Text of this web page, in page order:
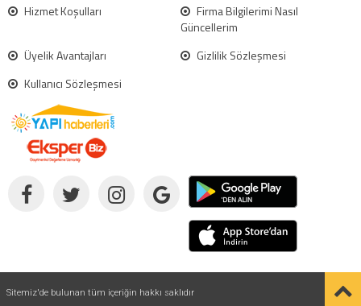
Hizmet Koşulları
Firma Bilgilerimi Nasıl
Güncellerim
Üyelik Avantajları
Gizlilik Sözleşmesi
Kullanıcı Sözleşmesi
Sitemiz'de bulunan tüm içeriğin hakkı saklıdır